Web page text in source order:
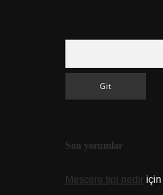
Son yorumlar
Meşcere tipi nediriçin